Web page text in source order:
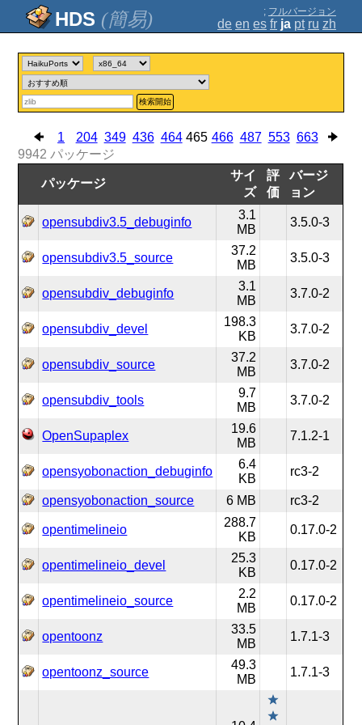
(簡易) ; フルバージョン
de en es fr ja pt ru zh
検索開始
1 204 349 436 464 465 466 487 553 663
9942 パッケージ
パッケージ
サイ
ズ
評
価
バージ
ョン
opensubdiv3.5_debuginfo
3.1
MB
3.5.0-3
opensubdiv3.5_source
37.2
MB
3.5.0-3
opensubdiv_debuginfo
3.1
MB
3.7.0-2
opensubdiv_devel
198.3
KB
3.7.0-2
opensubdiv_source
37.2
MB
3.7.0-2
opensubdiv_tools
9.7
MB
3.7.0-2
OpenSupaplex
19.6
MB
7.1.2-1
opensyobonaction_debuginfo
6.4
KB
rc3-2
opensyobonaction_source 6 MB rc3-2
opentimelineio
288.7
KB
0.17.0-2
opentimelineio_devel
25.3
KB
0.17.0-2
opentimelineio_source
2.2
MB
0.17.0-2
opentoonz
33.5
MB
1.7.1-3
opentoonz_source
49.3
MB
1.7.1-3